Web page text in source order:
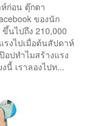
ก่อน ตุ๊กตา
ของนัก
นไปถึง 210,000
รงไปเมื่อต้นสัปดาห์
ปทำไมสร้างแรง
นี้ เราลองไปท...